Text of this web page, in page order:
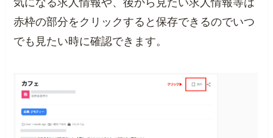
赤枠の部分をクリックすると保存できるのでいつ
でも見たい時に確認できます。